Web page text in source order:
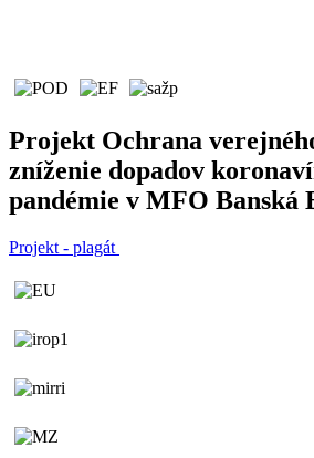
Projekt Ochrana
zníženie dopadov
pandémie v MFO Banská
Projekt - plagát